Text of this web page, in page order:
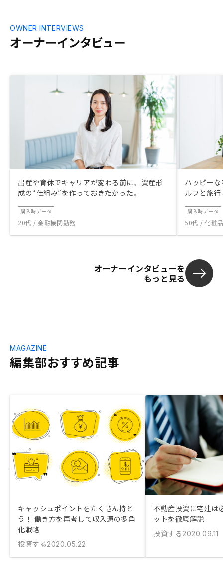
オーナーインタビュー
OWNER INTERVIEWS
出産や育休でキャリアが変わる前に、資産形
成の“仕組み”を作っておきたかった。
購入時データ
20代 / 金融機関勤務
ハッピー
ルフと旅
購入時データ
50代 / 化粧
オーナーインタビューを
もっと見る
編集部おすすめ記事
MAGAZINE
キャッシュポイントをたくさん持と
う！ 働き方を再考して収入源の多角
化戦略
投資する2020.05.22
不動産投資に宅建は
ットを徹底解説
投資する2020.09.11